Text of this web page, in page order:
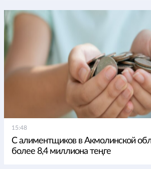
15:48
С алиментщиков в Акмолинской
более 8,4 миллиона теңге